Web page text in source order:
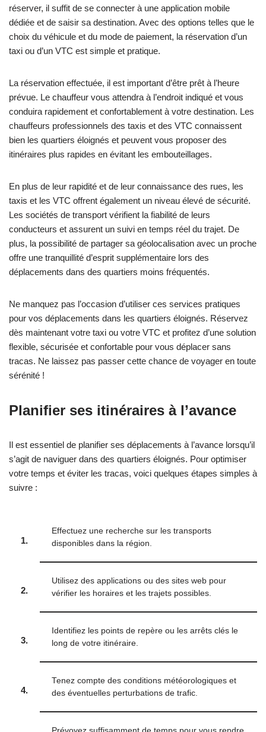
réserver, il suffit de se connecter à une application mobile
dédiée et de saisir sa destination. Avec des options telles que le
choix du véhicule et du mode de paiement, la réservation d’un
taxi ou d’un VTC est simple et pratique.
La réservation effectuée, il est important d’être prêt à l’heure
prévue. Le chauffeur vous attendra à l’endroit indiqué et vous
conduira rapidement et confortablement à votre destination. Les
chauffeurs professionnels des taxis et des VTC connaissent
bien les quartiers éloignés et peuvent vous proposer des
itinéraires plus rapides en évitant les embouteillages.
En plus de leur rapidité et de leur connaissance des rues, les
taxis et les VTC offrent également un niveau élevé de sécurité.
Les sociétés de transport vérifient la fiabilité de leurs
conducteurs et assurent un suivi en temps réel du trajet. De
plus, la possibilité de partager sa géolocalisation avec un proche
offre une tranquillité d’esprit supplémentaire lors des
déplacements dans des quartiers moins fréquentés.
Ne manquez pas l’occasion d’utiliser ces services pratiques
pour vos déplacements dans les quartiers éloignés. Réservez
dès maintenant votre taxi ou votre VTC et profitez d’une solution
flexible, sécurisée et confortable pour vous déplacer sans
tracas. Ne laissez pas passer cette chance de voyager en toute
sérénité !
Planifier ses itinéraires à l’avance
Il est essentiel de planifier ses déplacements à l’avance lorsqu’il
s’agit de naviguer dans des quartiers éloignés. Pour optimiser
votre temps et éviter les tracas, voici quelques étapes simples à
suivre :
1.
Effectuez une recherche sur les transports
disponibles dans la région.
2.
Utilisez des applications ou des sites web pour
vérifier les horaires et les trajets possibles.
3.
Identifiez les points de repère ou les arrêts clés le
long de votre itinéraire.
4.
Tenez compte des conditions météorologiques et
des éventuelles perturbations de trafic.